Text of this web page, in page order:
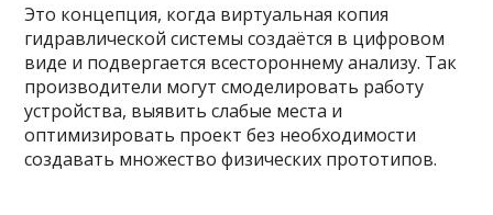
Это концепция, когда виртуальная копия
гидравлической системы создаётся в цифровом
виде и подвергается всестороннему анализу. Так
производители могут смоделировать работу
устройства, выявить слабые места и
оптимизировать проект без необходимости
создавать множество физических прототипов.